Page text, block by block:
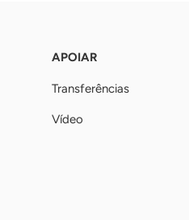
APOIAR
Transferências
Vídeo